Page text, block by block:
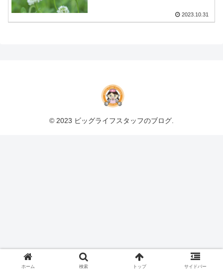
2023.10.31
© 2023 ビッグライフスタッフのブログ.
ホーム 検索 トップ サイドバー